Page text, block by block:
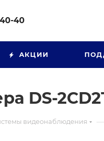
40
АКЦИИ
DS-
видеонаблюдения —